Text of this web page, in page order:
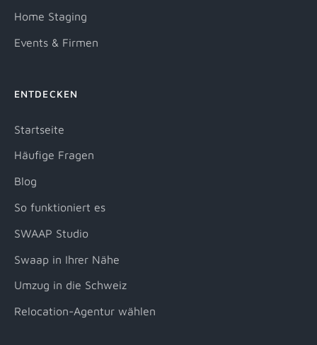
Home Staging
Events & Firmen
ENTDECKEN
Startseite
Häufige Fragen
Blog
So funktioniert es
SWAAP Studio
Swaap in Ihrer Nähe
Umzug in die Schweiz
Relocation-Agentur wählen